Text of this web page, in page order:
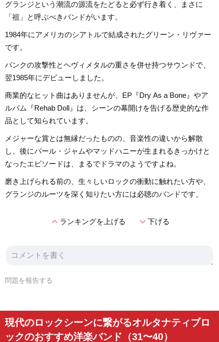
グランジという潮流の源流をたどると必ず行き着く、まさに
「祖」と呼ぶべきバンドがいます。
1984年にアメリカのシアトルで結成されたグリーン・リヴァー
です。
パンクの攻撃性とヘヴィメタルの重さを併せ持つサウンドで、
翌1985年にデビューしました。
商業的なヒット曲はありませんが、EP『Dry As a Bone』やア
ルバム『Rehab Doll』は、シーンの幕開けを告げる歴史的な作
品として知られています。
メジャーな賞とは無縁だったものの、音楽性の違いから解散
し、後にパール・ジャムやマッドハニーが生まれるきっかけと
なったエピソードは、まるでドラマのようですよね。
磨き上げられる前の、生々しいロックの衝動に触れたい方や、
グランジのルーツを深く知りたい方には必聴のバンドです。
expand_lessランキングを上げる expand_more下げる
問題を報告する
現代のロックシーンに繋がるオルタナティブロ
ックのおすすめ洋楽バンド（31〜40）